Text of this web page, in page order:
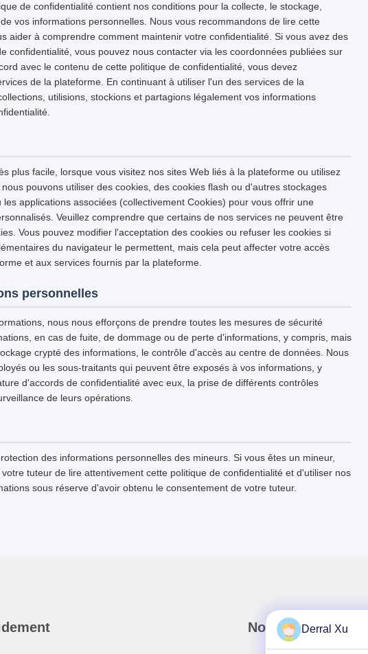
de confidentialité contient nos conditions pour la collecte, le stockage,
vos informations personnelles. Nous vous recommandons de lire cette
aider à comprendre comment maintenir votre confidentialité. Si vous avez des
confidentialité, vous pouvez nous contacter via les coordonnées publiées sur
avec le contenu de cette politique de confidentialité, vous devez
de la plateforme. En continuant à utiliser l'un des services de la
utilisions, stockions et partagions légalement vos informations
plus facile, lorsque vous visitez nos sites Web liés à la plateforme ou utilisez
pouvons utiliser des cookies, des cookies flash ou d'autres stockages
applications associées (collectivement Cookies) pour vous offrir une
Veuillez comprendre que certains de nos services ne peuvent être
Vous pouvez modifier l'acceptation des cookies ou refuser les cookies si
du navigateur le permettent, mais cela peut affecter votre accès
et aux services fournis par la plateforme.
personnelles
nous nous efforçons de prendre toutes les mesures de sécurité
en cas de fuite, de dommage ou de perte d'informations, y compris, mais
crypté des informations, le contrôle d'accès au centre de données. Nous
ou les sous-traitants qui peuvent être exposés à vos informations, y
d'accords de confidentialité avec eux, la prise de différents contrôles
de leurs opérations.
des informations personnelles des mineurs. Si vous êtes un mineur,
tuteur de lire attentivement cette politique de confidentialité et d'utiliser nos
sous réserve d'avoir obtenu le consentement de votre tuteur.
Notre newsletter
Derral Xu